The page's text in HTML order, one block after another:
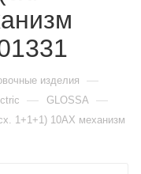
изделия —
— GLOSSA —
1+1+1) 10AX механизм